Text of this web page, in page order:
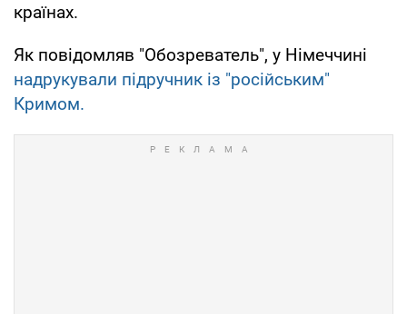
країнах.
Як повідомляв "Обозреватель", у Німеччині
надрукували підручник із "російським"
Кримом.